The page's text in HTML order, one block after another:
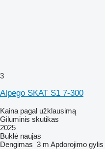
3
Alpego SKAT S1 7-300
Kaina pagal užklausimą
Giluminis skutikas
2025
Būklė naujas
Dengimas 3 m Apdorojimo gylis